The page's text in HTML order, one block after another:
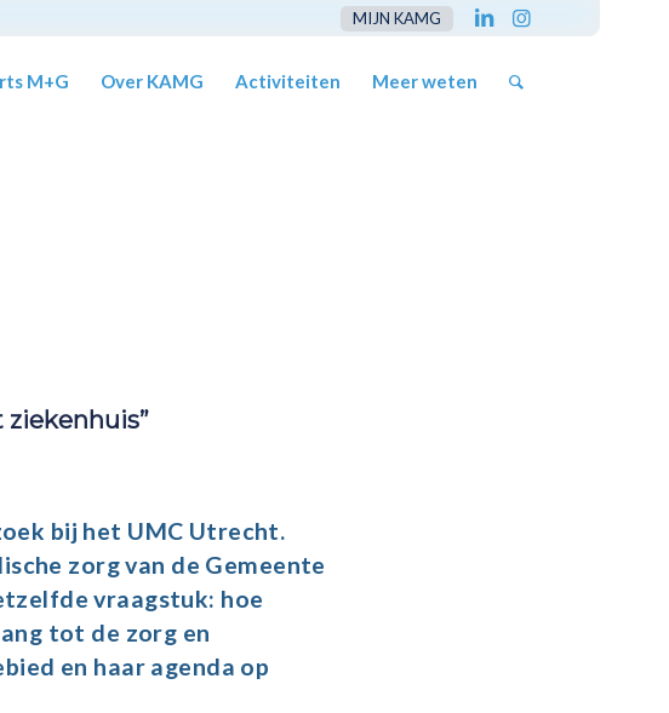
MIJN KAMG
M+G Over KAMG Activiteiten Meer weten
bij het UMC Utrecht.
zorgvan de Gemeente
vraagstuk: hoe
tot de zorg en
en haar agenda op